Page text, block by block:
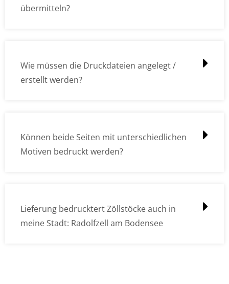
übermitteln?
Wie müssen die Druckdateien angelegt /
erstellt werden?
Können beide Seiten mit unterschiedlichen
Motiven bedruckt werden?
Lieferung bedrucktert Zöllstöcke auch in
meine Stadt: Radolfzell am Bodensee